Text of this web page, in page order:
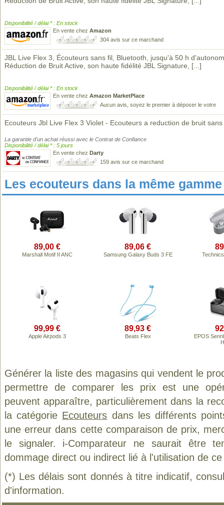
Disponibilité / délai * : En stock
En vente chez Amazon
304 avis sur ce marchand
JBL Live Flex 3, Écouteurs sans fil, Bluetooth, jusqu'à 50 h
Réduction de Bruit Active, son haute fidélité JBL Signature, [...]
Disponibilité / délai * : En stock
En vente chez Amazon MarketPlace
Aucun avis, soyez le premier à déposer le votre
Ecouteurs Jbl Live Flex 3 Violet - Ecouteurs a reduction de bruit sans
La garantie d'un achat réussi avec le Contrat de Confiance
Disponibilité / délai * : 5 jours
En vente chez Darty
159 avis sur ce marchand
Les ecouteurs dans la même
89,00 €
Marshall Motif II ANC
89,06 €
Samsung Galaxy Buds 3 FE
99,99 €
Apple Airpods 3
89,93 €
Beats Flex
EPOS
Générer la liste des magasins qui vendent le
permettre de comparer les prix est une
peuvent apparaître, particulièrement dans la
la catégorie Ecouteurs dans les différents
une erreur dans cette comparaison de prix,
le signaler. i-Comparateur ne saurait être
dommage direct ou indirect lié à l'utilisation de
(*) Les délais sont donnés à titre indicatif,
d'information.